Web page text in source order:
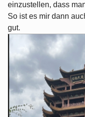
einzustellen, dass
So ist es mir dann
gut.